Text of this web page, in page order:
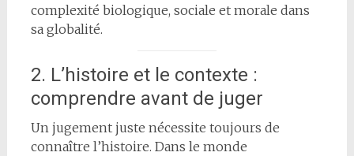
complexité biologique, sociale et morale dans
sa globalité.
2. L’histoire et le contexte :
comprendre avant de juger
Un jugement juste nécessite toujours de
connaître l’histoire. Dans le monde